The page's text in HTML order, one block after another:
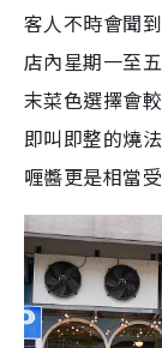
客人不時會聞
店內星期一至
末菜色選擇會
即叫即整的燒
喱醬更是相當